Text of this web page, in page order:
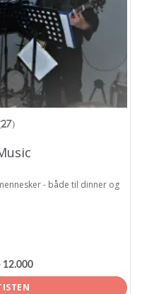
- både til dinner og
12.000